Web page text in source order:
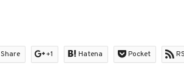
Share +1 Hatena Pocket